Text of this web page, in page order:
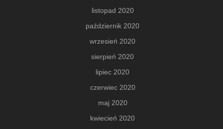
listopad 2020
październik 2020
wrzesień 2020
sierpień 2020
lipiec 2020
czerwiec 2020
maj 2020
kwiecień 2020